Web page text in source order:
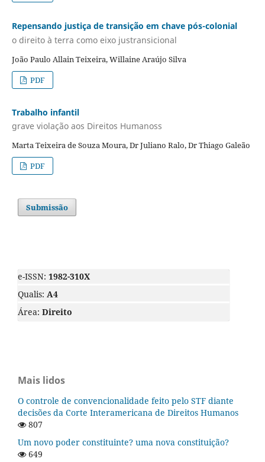
Repensando justiça de transição em chave pós-colonial
o direito à terra como eixo justransicional
João Paulo Allain Teixeira, Willaine Araújo Silva
PDF
Trabalho infantil
grave violação aos Direitos Humanoss
Marta Teixeira de Souza Moura, Dr Juliano Ralo, Dr Thiago Galeão
PDF
Submissão
e-ISSN: 1982-310X
Qualis: A4
Área: Direito
Mais lidos
O controle de convencionalidade feito pelo STF diante
decisões da Corte Interamericana de Direitos Humanos
807
Um novo poder constituinte? uma nova constituição?
649